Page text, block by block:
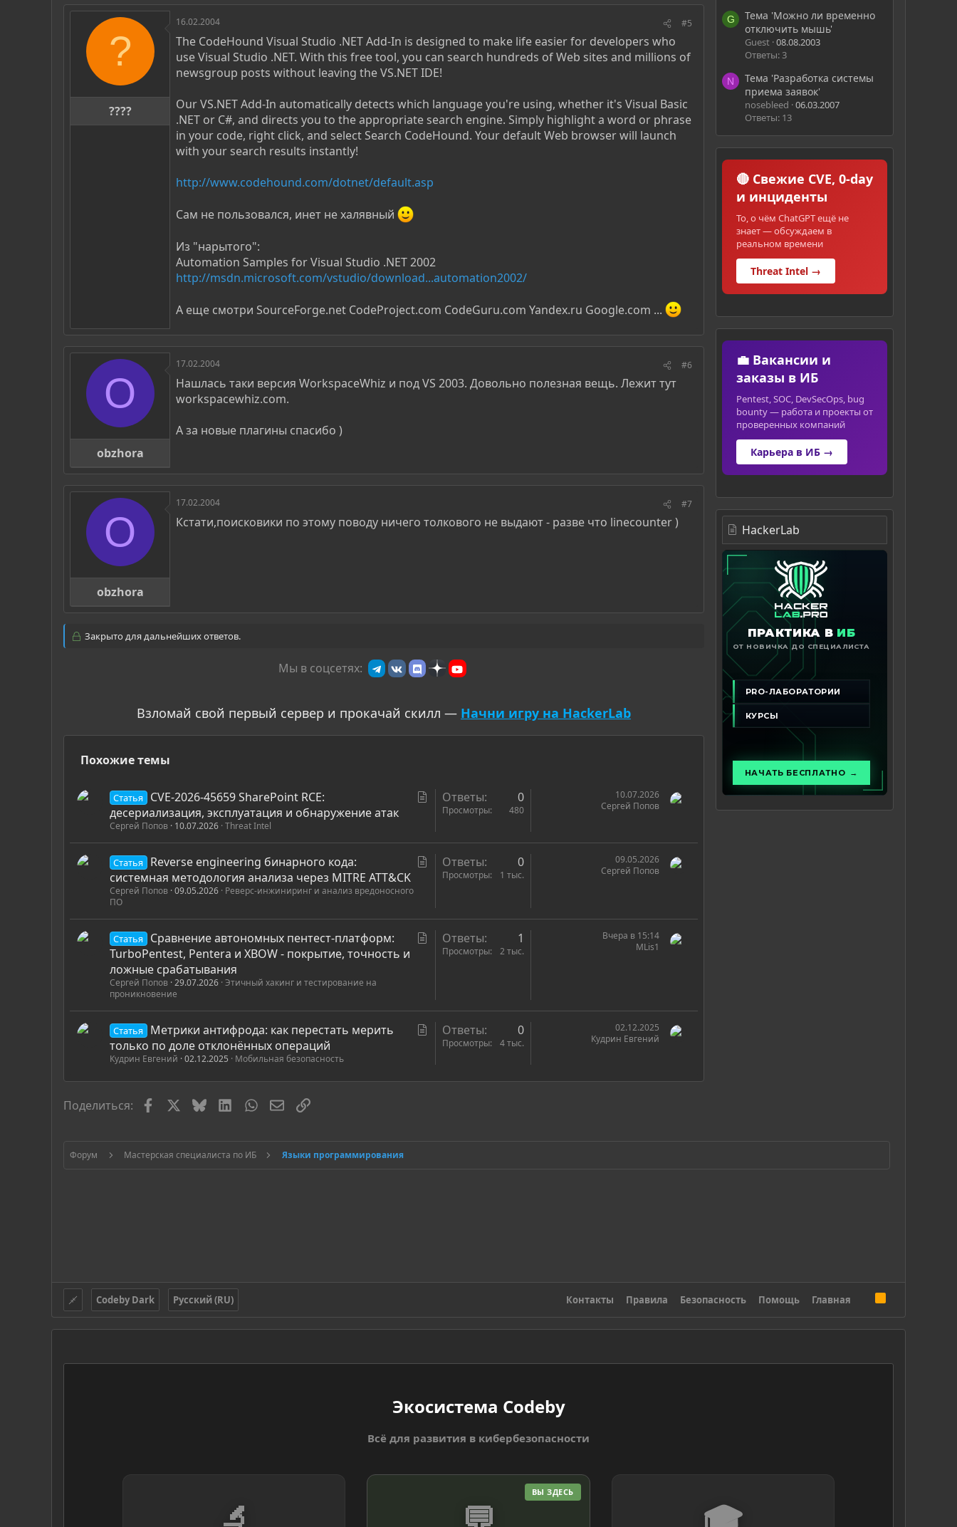
?
????
16.02.2004 #5
The CodeHound Visual Studio .NET Add-In is designed to make life easier for developers who
use Visual Studio .NET. With this free tool, you can search hundreds of Web sites and millions of
newsgroup posts without leaving the VS.NET IDE!
Our VS.NET Add-In automatically detects which language you're using, whether it's Visual Basic
.NET or C#, and directs you to the appropriate search engine. Simply highlight a word or phrase
in your code, right click, and select Search CodeHound. Your default Web browser will launch
with your search results instantly!
http://www.codehound.com/dotnet/default.asp
Сам не пользовался, инет не халявный
Из "нарытого":
Automation Samples for Visual Studio .NET 2002
http://msdn.microsoft.com/vstudio/download...automation2002/
А еще смотри SourceForge.net CodeProject.com CodeGuru.com Yandex.ru Google.com ...
O
obzhora
17.02.2004 #6
Нашлась таки версия WorkspaceWhiz и под VS 2003. Довольно полезная вещь. Лежит тут
workspacewhiz.com.
А за новые плагины спасибо )
O
obzhora
17.02.2004 #7
Кстати,поисковики по этому поводу ничего толкового не выдают - разве что linecounter )
Закрыто для дальнейших ответов.
Мы в соцсетях:
Взломай свой первый сервер и прокачай скилл — Начни игру на HackerLab
Похожие темы
т
Статья
CVE-2026-45659 SharePoint RCE:
десериализация, эксплуатация и обнаружение атак
Сергей Попов 10.07.2026 Threat Intel
Ответы 0
Просмотры 480
10.07.2026
Сергей Попов
ь
Статья
Reverse engineering бинарного кода:
системная методология анализа через MITRE ATT&CK
Сергей Попов 09.05.2026 Реверс-инжиниринг и анализ вредоносного
ПО
Ответы 0
Просмотры 1 тыс.
09.05.2026
Сергей Попов
я
Статья
Сравнение автономных пентест-платформ:
TurboPentest, Pentera и XBOW - покрытие, точность и
ложные срабатывания
Сергей Попов 29.07.2026 Этичный хакинг и тестирование на
проникновение
Ответы 1
Просмотры 2 тыс.
Вчера в 15:14
MLis1
Статья
Метрики антифрода: как перестать мерить
только по доле отклонённых операций
Кудрин Евгений 02.12.2025 Мобильная безопасность
Ответы 0
Просмотры 4 тыс.
02.12.2025
Кудрин Евгений
Поделиться: FacebookBlueskyLinkedInWhatsAppЭлектронная почта
Ссылка
G
Тема 'Можно ли временно
отключить мышь'
Guest 08.08.2003
Ответы: 3
N
Тема 'Разработка системы
приема заявок'
nosebleed 06.03.2007
Ответы: 13
🔴 Свежие CVE, 0-day
и инциденты
То, о чём ChatGPT ещё не
знает — обсуждаем в
реальном времени
Threat Intel →
💼 Вакансии и
заказы в ИБ
Pentest, SOC, DevSecOps, bug
bounty — работа и проекты от
проверенных компаний
Карьера в ИБ →
HackerLab
Форум Мастерская специалиста по ИБ Языки программирования
Codeby Dark Русский (RU) Контакты Правила Безопасность Помощь Главная
S
Экосистема Codeby
Всё для развития в кибербезопасности
ВЫ ЗДЕСЬ